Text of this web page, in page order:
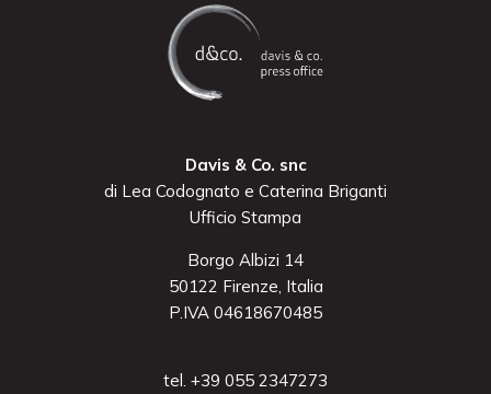
Davis & Co. snc
di Lea Codognato e Caterina Briganti
Ufficio Stampa
Borgo Albizi 14
50122 Firenze, Italia
P.IVA 04618670485
tel. +39 055 2347273